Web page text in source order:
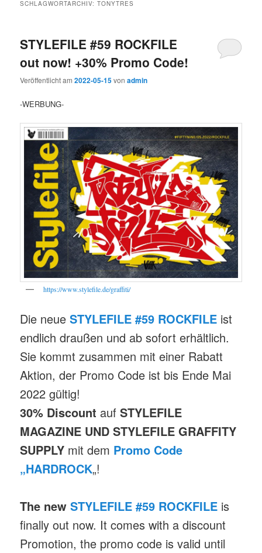
SCHLAGWORTARCHIV:TONYTRES
STYLEFILE #59 ROCKFILE
out now! +30% Promo Code!
Veröffentlicht am2022-05-15vonadmin
-WERBUNG-
https://www.stylefile.de/graffiti/
Die neueSTYLEFILE #59 ROCKFILE ist
endlich draußen und ab sofort erhältlich.
Sie kommt zusammen mit einer Rabatt
Aktion, der Promo Code ist bis Ende Mai
2022 gültig!
30% Discount aufSTYLEFILE
MAGAZINE UND STYLEFILE GRAFFITY
SUPPLY mit dem Promo Code
„HARDROCK„!
The new STYLEFILE #59 ROCKFILE is
finally out now. It comes with a discount
Promotion, the promo code is valid until